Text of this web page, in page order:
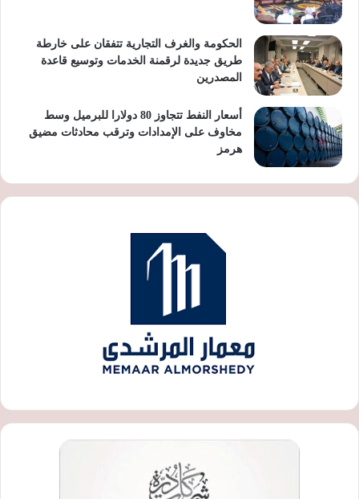
الحكومة والغرف التجارية تتفقان على خارطة
طريق جديدة لرقمنة الخدمات وتوسيع قاعدة
المصدرين
أسعار النفط تتجاوز 80 دولارا للبرميل وسط
مخاوف على الإمدادات وترقب محادثات مضيق
هرمز